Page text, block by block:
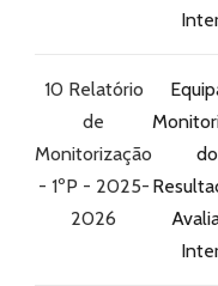
10 Relatório
de
Monitorização
- 1ºP - 2025-
2026